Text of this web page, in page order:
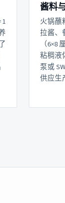
酱料
火锅蘸
拉酱、
（6×8
粘稠液
泵或
供应生